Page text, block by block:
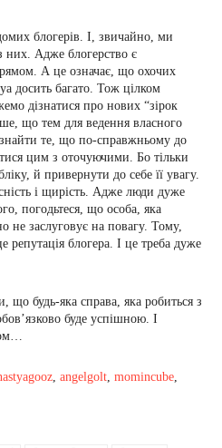
блогерів. І, звичайно, ми
них. Адже блогерство є
А це означає, що охочих
досить багато. Тож цілком
дізнатися про нових “зірок
що тем для ведення власного
те, що по-справжньому до
цим з оточуючими. Бо тільки
й привернути до себе її увагу.
і щирість. Адже люди дуже
погодьтеся, що особа, яка
не заслуговує на повагу. Тому,
репутація блогера. І це треба дуже
що будь-яка справа, яка робиться з
буде успішною. І
angelgolt momincube